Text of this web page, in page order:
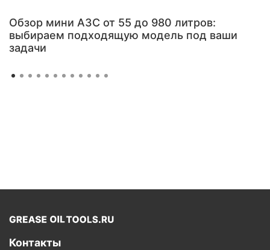
Обзор мини АЗС от 55 до 980 литров:
выбираем подходящую модель под ваши
задачи
Контакты